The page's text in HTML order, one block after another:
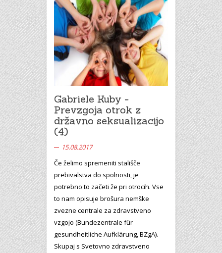
Gabriele Kuby -
Prevzgoja otrok z
državno seksualizacijo
(4)
15.08.2017
Če želimo spremeniti stališče
prebivalstva do spolnosti, je
potrebno to začeti že pri otrocih. Vse
to nam opisuje brošura nemške
zvezne centrale za zdravstveno
vzgojo (Bundezentrale für
gesundheitliche Aufklärung, BZgA).
Skupaj s Svetovno zdravstveno